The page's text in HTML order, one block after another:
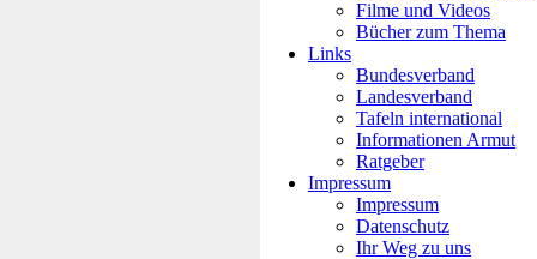
Filme und Videos
Bücher zum Thema
Links
Bundesverband
Landesverband
Tafeln international
Informationen Armut
Ratgeber
Impressum
Impressum
Datenschutz
Ihr Weg zu uns